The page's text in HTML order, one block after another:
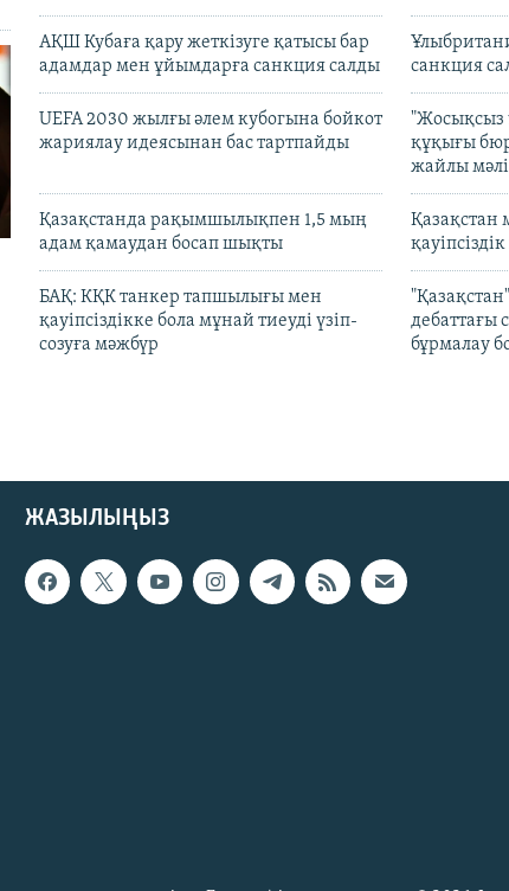
АҚШ Кубаға қару жеткізуге қатысы бар
адамдар мен ұйымдарға санкция салды
санкция
UEFA 2030 жылғы әлем кубогына бойкот
жариялау идеясынан бас тартпайды
"Жосықсыз
құқығы
жайлы
Қазақстанда рақымшылықпен 1,5 мың
адам қамаудан босап шықты
Қазақстан
БАҚ: КҚК танкер тапшылығы мен
қауіпсіздікке бола мұнай тиеуді үзіп-
созуға мәжбүр
дебаттағы
бұрмалау
ЖАЗЫЛЫҢЫЗ